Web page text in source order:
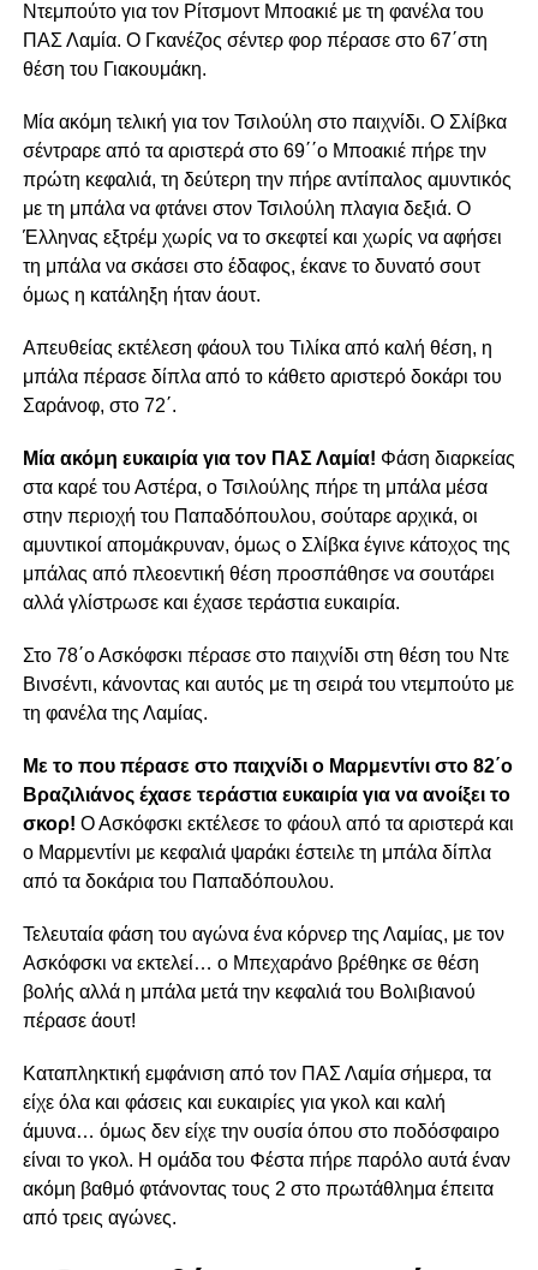
Ντεμπούτο για τον Ρίτσμοντ Μποακιέ με τη φανέλα του
ΠΑΣ Λαμία. Ο Γκανέζος σέντερ φορ πέρασε στο 67΄στη
θέση του Γιακουμάκη.
Μία ακόμη τελική για τον Τσιλούλη στο παιχνίδι. Ο Σλίβκα
σέντραρε από τα αριστερά στο 69΄΄ο Μποακιέ πήρε την
πρώτη κεφαλιά, τη δεύτερη την πήρε αντίπαλος αμυντικός
με τη μπάλα να φτάνει στον Τσιλούλη πλαγια δεξιά. Ο
Έλληνας εξτρέμ χωρίς να το σκεφτεί και χωρίς να αφήσει
τη μπάλα να σκάσει στο έδαφος, έκανε το δυνατό σουτ
όμως η κατάληξη ήταν άουτ.
Απευθείας εκτέλεση φάουλ του Τιλίκα από καλή θέση, η
μπάλα πέρασε δίπλα από το κάθετο αριστερό δοκάρι του
Σαράνοφ, στο 72΄.
Μία ακόμη ευκαιρία για τον ΠΑΣ Λαμία! Φάση διαρκείας
στα καρέ του Αστέρα, ο Τσιλούλης πήρε τη μπάλα μέσα
στην περιοχή του Παπαδόπουλου, σούταρε αρχικά, οι
αμυντικοί απομάκρυναν, όμως ο Σλίβκα έγινε κάτοχος της
μπάλας από πλεοεντική θέση προσπάθησε να σουτάρει
αλλά γλίστρωσε και έχασε τεράστια ευκαιρία.
Στο 78΄ο Ασκόφσκι πέρασε στο παιχνίδι στη θέση του Ντε
Βινσέντι, κάνοντας και αυτός με τη σειρά του ντεμπούτο με
τη φανέλα της Λαμίας.
Με το που πέρασε στο παιχνίδι ο Μαρμεντίνι στο 82΄ο
Βραζιλιάνος έχασε τεράστια ευκαιρία για να ανοίξει το
σκορ! Ο Ασκόφσκι εκτέλεσε το φάουλ από τα αριστερά και
ο Μαρμεντίνι με κεφαλιά ψαράκι έστειλε τη μπάλα δίπλα
από τα δοκάρια του Παπαδόπουλου.
Τελευταία φάση του αγώνα ένα κόρνερ της Λαμίας, με τον
Ασκόφσκι να εκτελεί… ο Μπεχαράνο βρέθηκε σε θέση
βολής αλλά η μπάλα μετά την κεφαλιά του Βολιβιανού
πέρασε άουτ!
Καταπληκτική εμφάνιση από τον ΠΑΣ Λαμία σήμερα, τα
είχε όλα και φάσεις και ευκαιρίες για γκολ και καλή
άμυνα… όμως δεν είχε την ουσία όπου στο ποδόσφαιρο
είναι το γκολ. Η ομάδα του Φέστα πήρε παρόλο αυτά έναν
ακόμη βαθμό φτάνοντας τους 2 στο πρωτάθλημα έπειτα
από τρεις αγώνες.